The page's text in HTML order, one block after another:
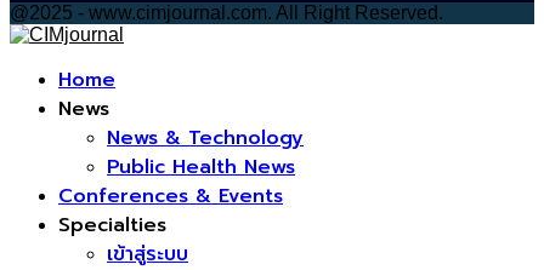
@2025 - www.cimjournal.com. All Right Reserved.
Home
News
News & Technology
Public Health News
Conferences & Events
Specialties
เข้าสู่ระบบ